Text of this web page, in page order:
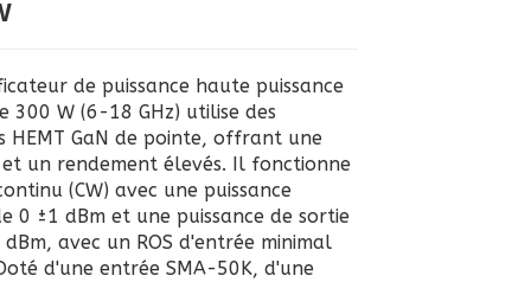
de puissance haute puissance
300 W (6-18 GHz) utilise des
HEMT GaN de pointe, offrant une
et un rendement élevés. Il fonctionne
(CW) avec une puissance
0 ±1 dBm et une puissance de sortie
dBm, avec un ROS d'entrée minimal
d'une entrée SMA-50K, d'une